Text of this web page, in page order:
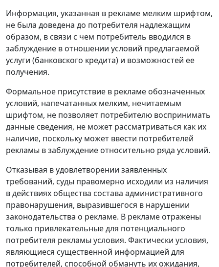
Информация, указанная в рекламе мелким шрифтом,
не была доведена до потребителя надлежащим
образом, в связи с чем потребитель вводился в
заблуждение в отношении условий предлагаемой
услуги (банковского кредита) и возможностей ее
получения.
Формальное присутствие в рекламе обозначенных
условий, напечатанных мелким, нечитаемым
шрифтом, не позволяет потребителю воспринимать
данные сведения, не может рассматриваться как их
наличие, поскольку может ввести потребителей
рекламы в заблуждение относительно ряда условий.
Отказывая в удовлетворении заявленных
требований, суды правомерно исходили из наличия
в действиях общества состава административного
правонарушения, выразившегося в нарушении
законодательства о рекламе. В рекламе отражены
только привлекательные для потенциального
потребителя рекламы условия. Фактически условия,
являющиеся существенной информацией для
потребителей, способной обмануть их ожидания,